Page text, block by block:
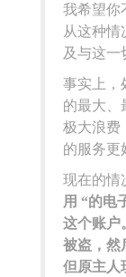
我希望你
从这种情
及与这一
事实上，
的最大、
极大浪费
的服务更
现在的情
用 “的电
这个账户
被盗，然
但原主人